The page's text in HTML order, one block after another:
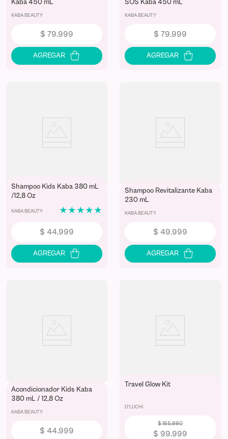
Kaba 450 mL
KABA BEAUTY
$ 79.999
SOS Kaba 450 mL
KABA BEAUTY
$ 79.999
Shampoo Kids Kaba 380 mL
/12,8 Oz
KABA BEAUTY ★ ★ ★ ★ ★
$ 44.999
Shampoo Revitalizante Kaba
230 mL
KABA BEAUTY
$ 49.999
Acondicionador Kids Kaba
380 mL / 12,8 Oz
KABA BEAUTY
$ 44.999
Travel Glow Kit
D'LUCHI
$165.990
$ 99.999